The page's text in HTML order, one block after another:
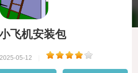
飞机安装包
05-12